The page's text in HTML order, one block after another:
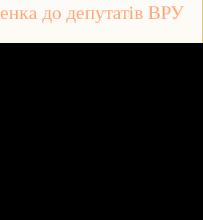
до депутатів ВРУ